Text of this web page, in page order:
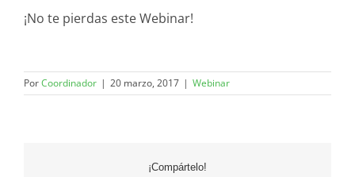
¡No te pierdas este Webinar!
PorCoordinador | 20 marzo, 2017 | Webinar
¡Compártelo!